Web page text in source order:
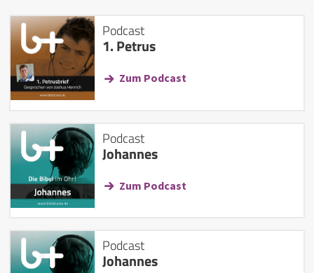
Podcast
1. Petrus
Zum Podcast
Podcast
Johannes
Zum Podcast
Podcast
Johannes